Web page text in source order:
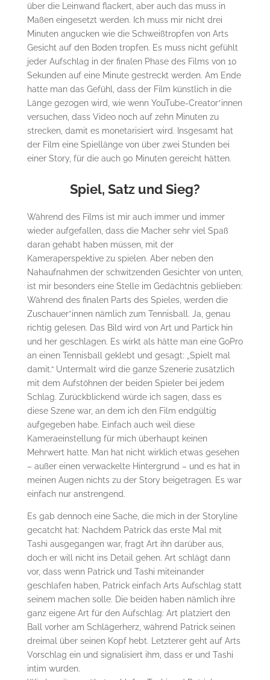
über die Leinwand flackert, aber auch das muss in
Maßen eingesetzt werden. Ich muss mir nicht drei
Minuten angucken wie die Schweißtropfen von Arts
Gesicht auf den Boden tropfen. Es muss nicht gefühlt
jeder Aufschlag in der finalen Phase des Films von 10
Sekunden auf eine Minute gestreckt werden. Am Ende
hatte man das Gefühl, dass der Film künstlich in die
Länge gezogen wird, wie wenn YouTube-Creator*innen
versuchen, dass Video noch auf zehn Minuten zu
strecken, damit es monetarisiert wird. Insgesamt hat
der Film eine Spiellänge von über zwei Stunden bei
einer Story, für die auch 90 Minuten gereicht hätten.
Spiel, Satz und Sieg?
Während des Films ist mir auch immer und immer
wieder aufgefallen, dass die Macher sehr viel Spaß
daran gehabt haben müssen, mit der
Kameraperspektive zu spielen. Aber neben den
Nahaufnahmen der schwitzenden Gesichter von unten,
ist mir besonders eine Stelle im Gedächtnis geblieben:
Während des finalen Parts des Spieles, werden die
Zuschauer*innen nämlich zum Tennisball. Ja, genau
richtig gelesen. Das Bild wird von Art und Partick hin
und her geschlagen. Es wirkt als hätte man eine GoPro
an einen Tennisball geklebt und gesagt: „Spielt mal
damit.“ Untermalt wird die ganze Szenerie zusätzlich
mit dem Aufstöhnen der beiden Spieler bei jedem
Schlag. Zurückblickend würde ich sagen, dass es
diese Szene war, an dem ich den Film endgültig
aufgegeben habe. Einfach auch weil diese
Kameraeinstellung für mich überhaupt keinen
Mehrwert hatte. Man hat nicht wirklich etwas gesehen
– außer einen verwackelte Hintergrund – und es hat in
meinen Augen nichts zu der Story beigetragen. Es war
einfach nur anstrengend.
Es gab dennoch eine Sache, die mich in der Storyline
gecatcht hat: Nachdem Patrick das erste Mal mit
Tashi ausgegangen war, fragt Art ihn darüber aus,
doch er will nicht ins Detail gehen. Art schlägt dann
vor, dass wenn Patrick und Tashi miteinander
geschlafen haben, Patrick einfach Arts Aufschlag statt
seinem machen solle. Die beiden haben nämlich ihre
ganz eigene Art für den Aufschlag: Art platziert den
Ball vorher am Schlägerherz, während Patrick seinen
dreimal über seinen Kopf hebt. Letzterer geht auf Arts
Vorschlag ein und signalisiert ihm, dass er und Tashi
intim wurden.